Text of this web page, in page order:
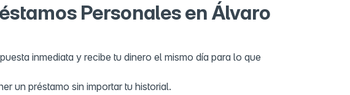
Personales en Álvaro
inmediata y recibe tu dinero el mismo día para lo que
un préstamo sin importar tu historial.